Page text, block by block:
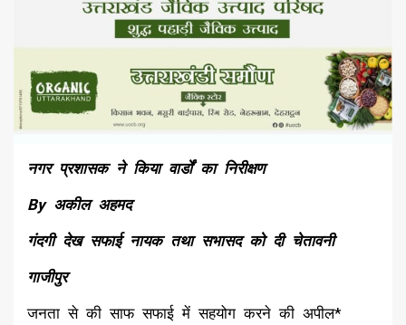
नगर प्रशासक ने किया वार्डों का निरीक्षण
By अकील अहमद
गंदगी देख सफाई नायक तथा सभासद को दी चेतावनी
गाजीपुर
जनता से की साफ सफाई में सहयोग करने की अपील*